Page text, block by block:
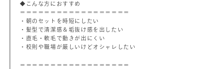
◆こんな方におすすめ
＝＝＝＝＝＝＝＝＝＝＝＝＝＝＝＝＝＝
・朝のセットを時短にしたい
・髪型で清潔感＆垢抜け感を出したい
・直毛・軟毛で動きが出にくい
・校則や職場が厳しいけどオシャレしたい
＝＝＝＝＝＝＝＝＝＝＝＝＝＝＝＝＝＝